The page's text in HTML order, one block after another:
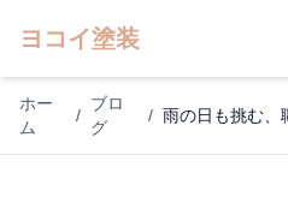
ヨコイ塗装
ホー
ム
/
ブロ
グ
/